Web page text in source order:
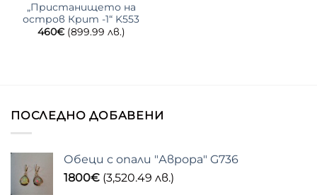
„Пристанището на
остров Крит -1“ K553
460€ (899.99 лв.)
ПОСЛЕДНО ДОБАВЕНИ
Обеци с опали "Аврора" G736
1800€ (3,520.49 лв.)